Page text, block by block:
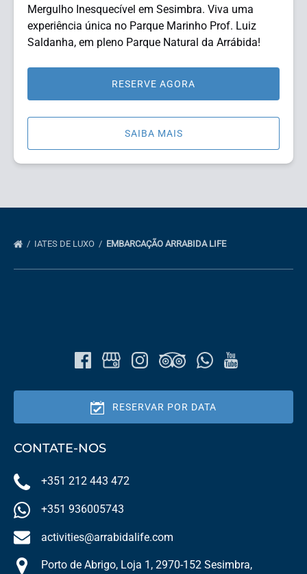
Mergulho Inesquecível em Sesimbra. Viva uma
experiência única no Parque Marinho Prof. Luiz
Saldanha, em pleno Parque Natural da Arrábida!
RESERVE AGORA
SAIBA MAIS
IATES DE LUXO EMBARCAÇÃO ARRABIDA LIFE
RESERVAR POR DATA
CONTATE-NOS
+351 212 443 472
+351 936005743
activities@arrabidalife.com
Porto de Abrigo, Loja 1, 2970-152 Sesimbra,